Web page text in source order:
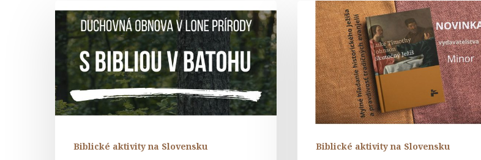
S
Bibliou
v
batohu
Biblické aktivity na Slovensku
Skutočný
Ježiš
knižná
novinka
Biblické aktivity na Slovensku